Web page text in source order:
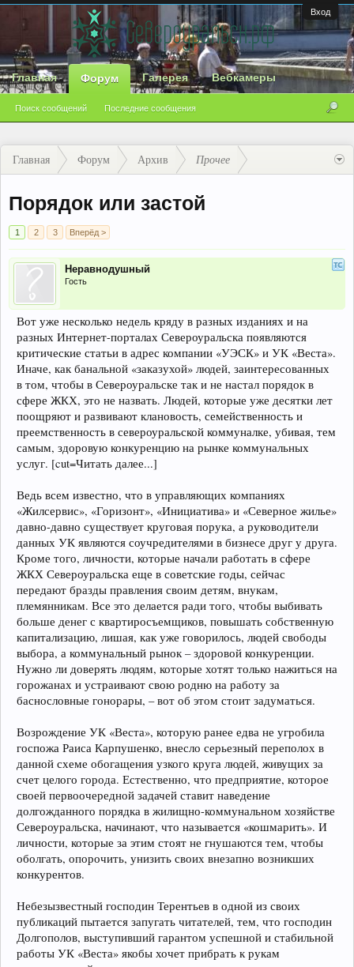
Вход
Главная Форум
Поиск сообщений Последние сообщения
Галерея Вебкамеры
Главная Форум Архив Прочее
Порядок или застой
1 2 3 Вперёд >
Неравнодушный
Гость
Вот уже несколько недель кряду в разных изданиях и на
разных Интернет-порталах Североуральска появляются
критические статьи в адрес компании «УЭСК» и УК «Веста».
Иначе, как банальной «заказухой» людей, заинтересованных
в том, чтобы в Североуральске так и не настал порядок в
сфере ЖКХ, это не назвать. Людей, которые уже десятки лет
поощряют и развивают клановость, семейственность и
преемственность в североуральской коммуналке, убивая, тем
самым, здоровую конкуренцию на рынке коммунальных
услуг. [cut=Читать далее...]
Ведь всем известно, что в управляющих компаниях
«Жилсервис», «Горизонт», «Инициатива» и «Северное жилье»
давно-давно существует круговая порука, а руководители
данных УК являются соучредителями в бизнесе друг у друга.
Кроме того, личности, которые начали работать в сфере
ЖКХ Североуральска еще в советские годы, сейчас
передают бразды правления своим детям, внукам,
племянникам. Все это делается ради того, чтобы выбивать
больше денег с квартиросъемщиков, повышать собственную
капитализацию, лишая, как уже говорилось, людей свободы
выбора, а коммунальный рынок – здоровой конкуренции.
Нужно ли доверять людям, которые хотят только нажиться на
горожанах и устраивают свою родню на работу за
баснословные гонорары, – вот об этом стоит задуматься.
Возрождение УК «Веста», которую ранее едва не угробила
госпожа Раиса Карпушенко, внесло серьезный переполох в
данной схеме обогащения узкого круга людей, живущих за
счет целого города. Естественно, что предприятие, которое
своей первоочередной задачей ставит наведение
долгожданного порядка в жилищно-коммунальном хозяйстве
Североуральска, начинают, что называется «кошмарить». И
личности, которые за этим стоят не гнушаются тем, чтобы
оболгать, опорочить, унизить своих внезапно возникших
конкурентов.
Небезызвестный господин Терентьев в одной из своих
публикаций пытается запугать читателей, тем, что господин
Долгополов, выступивший гарантом успешной и стабильной
работы УК «Веста» якобы хочет прибрать к рукам